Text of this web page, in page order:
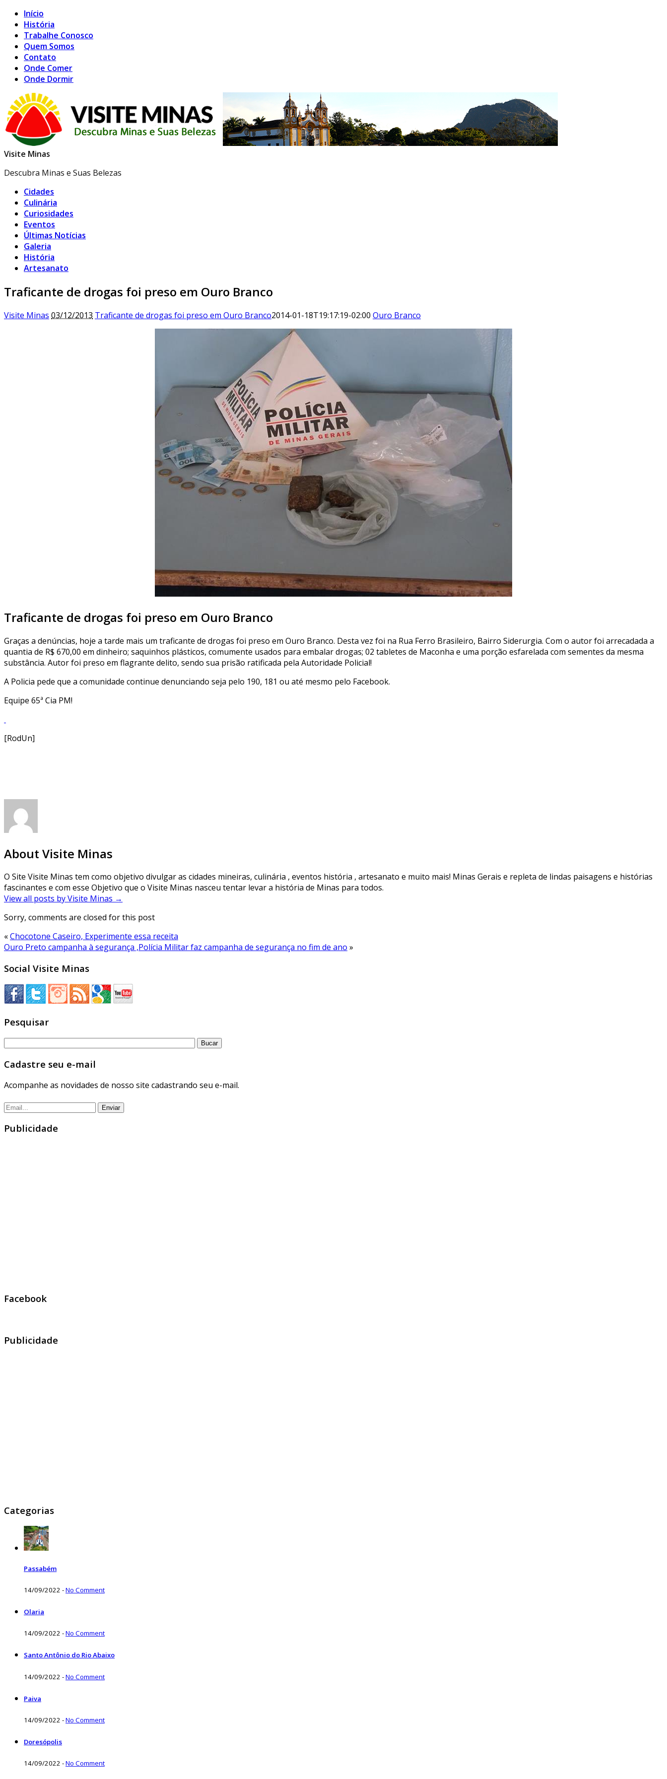
Início
História
Trabalhe Conosco
Quem Somos
Contato
Onde Comer
Onde Dormir
Visite Minas
Descubra Minas e Suas Belezas
Cidades
Culinária
Curiosidades
Eventos
Últimas Notícias
Galeria
História
Artesanato
Traficante de drogas foi preso em Ouro Branco
Visite Minas 03/12/2013 Traficante de drogas foi preso em Ouro Branco2014-01-18T19:17:19-02:00 Ouro Branco
Traficante de drogas foi preso em Ouro Branco
Graças a denúncias, hoje a tarde mais um traficante de drogas foi preso em Ouro Branco. Desta vez foi na Rua Ferro Brasileiro, Bairro Siderurgia. Com o autor foi arrecadada a
quantia de R$ 670,00 em dinheiro; saquinhos plásticos, comumente usados para embalar drogas; 02 tabletes de Maconha e uma porção esfarelada com sementes da mesma
substância. Autor foi preso em flagrante delito, sendo sua prisão ratificada pela Autoridade Policial!
A Policia pede que a comunidade continue denunciando seja pelo 190, 181 ou até mesmo pelo Facebook.
Equipe 65ª Cia PM!
[RodUn]
About Visite Minas
O Site Visite Minas tem como objetivo divulgar as cidades mineiras, culinária , eventos história , artesanato e muito mais! Minas Gerais e repleta de lindas paisagens e histórias
fascinantes e com esse Objetivo que o Visite Minas nasceu tentar levar a história de Minas para todos.
View all posts by Visite Minas →
Sorry, comments are closed for this post
«Chocotone Caseiro, Experimente essa receita
Ouro Preto campanha à segurança ,Polícia Militar faz campanha de segurança no fim de ano »
Social Visite Minas
Pesquisar
Cadastre seu e-mail
Acompanhe as novidades de nosso site cadastrando seu e-mail.
Publicidade
Facebook
Publicidade
Categorias
Passabém
14/09/2022 -No Comment
Olaria
14/09/2022 -No Comment
Santo Antônio do Rio Abaixo
14/09/2022 -No Comment
Paiva
14/09/2022 -No Comment
Doresópolis
14/09/2022 -No Comment